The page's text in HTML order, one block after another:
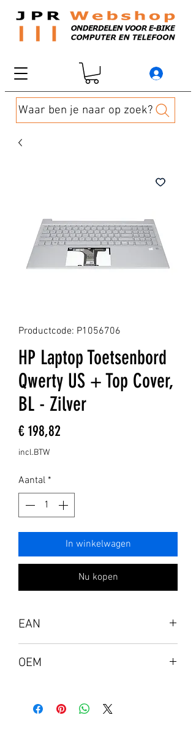
Waar ben je naar op zoek?
Productcode: P1056706
HP Laptop Toetsenbord
Qwerty US + Top Cover,
BL - Zilver
€ 198,82
incl.BTW
Aantal *
In winkelwagen
Nu kopen
EAN
OEM